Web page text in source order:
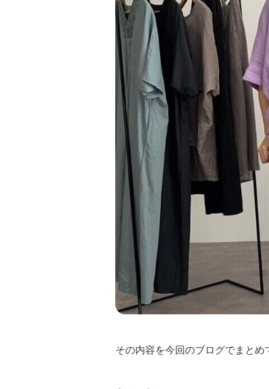
その内容を今回のブログでまとめ